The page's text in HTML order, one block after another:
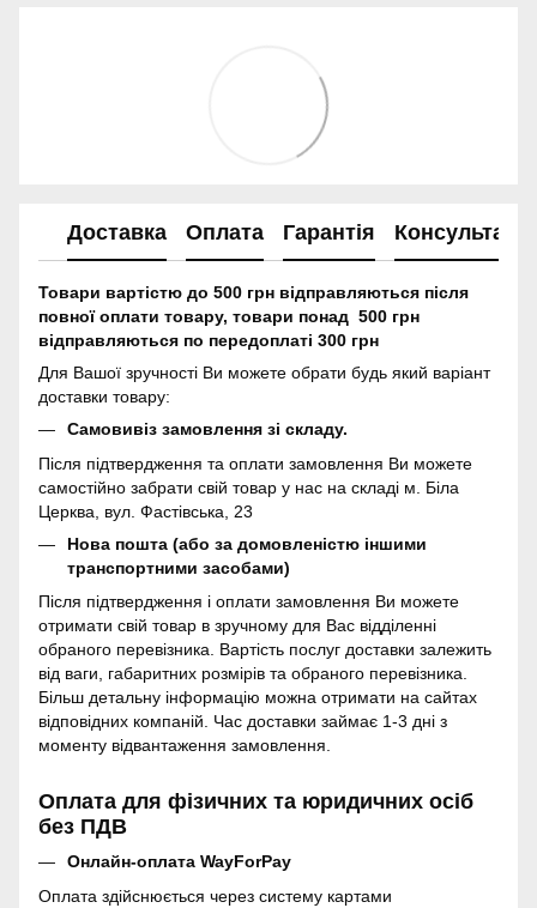
Доставка Оплата Гарантія Консультація
Товари вартістю до 500 грн відправляються після
повної оплати товару, товари понад 500 грн
відправляються по передоплаті 300 грн
Для Вашої зручності Ви можете обрати будь який варіант
доставки товару:
Самовивіз замовлення зі складу.
Після підтвердження та оплати замовлення Ви можете
самостійно забрати свій товар у нас на складі м. Біла
Церква, вул. Фастівська, 23
Нова пошта (або за домовленістю іншими
транспортними засобами)
Після підтвердження і оплати замовлення Ви можете
отримати свій товар в зручному для Вас відділенні
обраного перевізника. Вартість послуг доставки залежить
від ваги, габаритних розмірів та обраного перевізника.
Більш детальну інформацію можна отримати на сайтах
відповідних компаній. Час доставки займає 1-3 дні з
моменту відвантаження замовлення.
Оплата для фізичних та юридичних осіб
без ПДВ
Онлайн-оплата WayForPay
Оплата здійснюється через систему картами